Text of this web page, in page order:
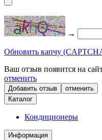
→
Обновить капчу
Ваш отзыв появится на
отменить
отменить
Каталог
Кондиционеры
Информация